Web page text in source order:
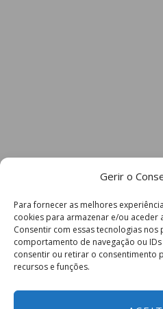
Gerir o
Para fornecer as melhores
cookies para armazenar e/ou
Consentir com essas tecnologias
comportamento de navegação ou
consentir ou retirar o consentimento
recursos e funções.